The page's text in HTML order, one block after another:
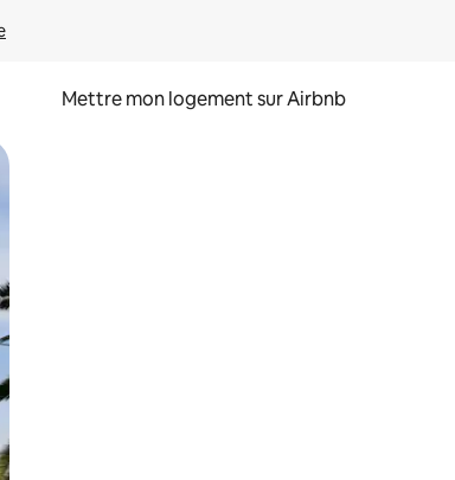
Mettre mon logement sur Airbnb